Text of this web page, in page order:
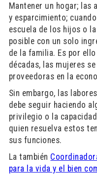
Mantener un hogar; las
y esparcimiento;
escuela de los hijos o
posible con un solo
de la familia. Es por
décadas, las mujeres
proveedoras en la
Sin embargo, las
debe seguir haciendo
privilegio o la
quien resuelva estos
sus funciones.
La también
para la vida y el bien